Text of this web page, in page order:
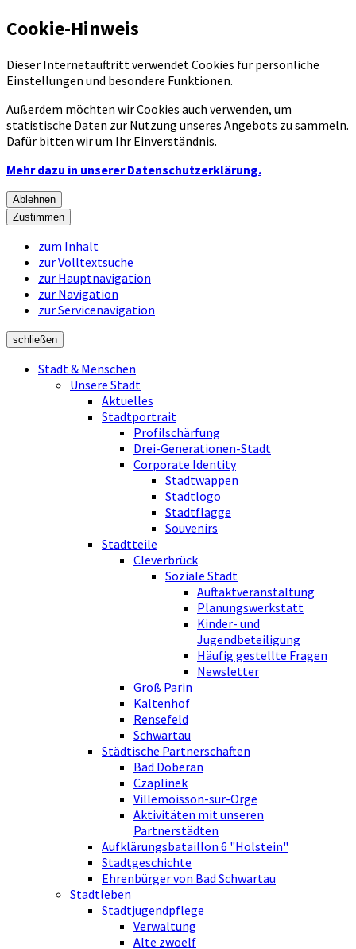
Cookie-Hinweis
Dieser Internetauftritt verwendet Cookies für persönliche
Einstellungen und besondere Funktionen.
Außerdem möchten wir Cookies auch verwenden, um
statistische Daten zur Nutzung unseres Angebots zu sammeln.
Dafür bitten wir um Ihr Einverständnis.
Mehr dazu in unserer Datenschutzerklärung.
Ablehnen
Zustimmen
zum Inhalt
zur Volltextsuche
zur Hauptnavigation
zur Navigation
zur Servicenavigation
schließen
Stadt & Menschen
Unsere Stadt
Aktuelles
Stadtportrait
Profilschärfung
Drei-Generationen-Stadt
Corporate Identity
Stadtwappen
Stadtlogo
Stadtflagge
Souvenirs
Stadtteile
Cleverbrück
Soziale Stadt
Auftaktveranstaltung
Planungswerkstatt
Kinder- und
Jugendbeteiligung
Häufig gestellte Fragen
Newsletter
Groß Parin
Kaltenhof
Rensefeld
Schwartau
Städtische Partnerschaften
Bad Doberan
Czaplinek
Villemoisson-sur-Orge
Aktivitäten mit unseren
Partnerstädten
Aufklärungsbataillon 6 "Holstein"
Stadtgeschichte
Ehrenbürger von Bad Schwartau
Stadtleben
Stadtjugendpflege
Verwaltung
Alte zwoelf